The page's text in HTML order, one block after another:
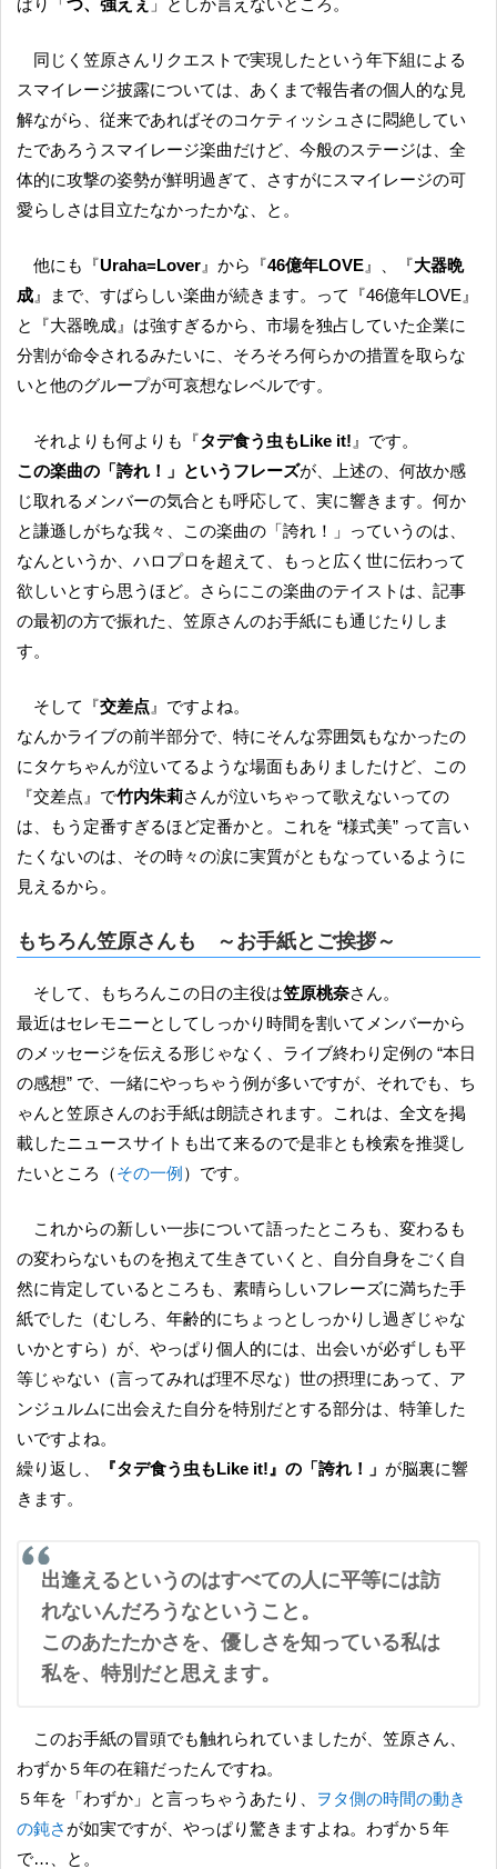
同じく笠原さんリクエストで実現したという年下組による
スマイレージ披露については、あくまで報告者の個人的な見
解ながら、従来であればそのコケティッシュさに悶絶してい
たであろうスマイレージ楽曲だけど、今般のステージは、全
体的に攻撃の姿勢が鮮明過ぎて、さすがにスマイレージの可
愛らしさは目立たなかったかな、と。
他にも『Uraha=Lover 』から『46億年LOVE 』、『大器晩
成 』まで、すばらしい楽曲が続きます。って『46億年LOVE』
と『大器晩成』は強すぎるから、市場を独占していた企業に
分割が命令されるみたいに、そろそろ何らかの措置を取らな
いと他のグループが可哀想なレベルです。
それよりも何よりも『タデ食う虫もLike it! 』です。
この楽曲の「誇れ！」というフレーズが、上述の、何故か感
じ取れるメンバーの気合とも呼応して、実に響きます。何か
と謙遜しがちな我々、この楽曲の「誇れ！」っていうのは、
なんというか、ハロプロを超えて、もっと広く世に伝わって
欲しいとすら思うほど。さらにこの楽曲のテイストは、記事
の最初の方で振れた、笠原さんのお手紙にも通じたりしま
す。
そして『交差点 』ですよね。
なんかライブの前半部分で、特にそんな雰囲気もなかったの
にタケちゃんが泣いてるような場面もありましたけど、この
『交差点』で竹内朱莉さんが泣いちゃって歌えないっての
は、もう定番すぎるほど定番かと。これを “様式美” って言い
たくないのは、その時々の涙に実質がともなっているように
見えるから。
もちろん笠原さんも ～お手紙とご挨拶～
そして、もちろんこの日の主役は笠原桃奈さん。
最近はセレモニーとしてしっかり時間を割いてメンバーから
のメッセージを伝える形じゃなく、ライブ終わり定例の “本日
の感想” で、一緒にやっちゃう例が多いですが、それでも、ち
ゃんと笠原さんのお手紙は朗読されます。これは、全文を掲
載したニュースサイトも出て来るので是非とも検索を推奨し
たいところ（その一例）です。
これからの新しい一歩について語ったところも、変わるも
の変わらないものを抱えて生きていくと、自分自身をごく自
然に肯定しているところも、素晴らしいフレーズに満ちた手
紙でした（むしろ、年齢的にちょっとしっかりし過ぎじゃな
いかとすら）が、やっぱり個人的には、出会いが必ずしも平
等じゃない（言ってみれば理不尽な）世の摂理にあって、ア
ンジュルムに出会えた自分を特別だとする部分は、特筆した
いですよね。
繰り返し、
『タデ食う虫もLike it!』の「誇れ！」 が脳裏に響
きます。
出逢えるというのはすべての人に平等には訪
れないんだろうなということ。
このあたたかさを、優しさを知っている私は
私を、特別だと思えます。
このお手紙の冒頭でも触れられていましたが、笠原さん、
わずか５年の在籍だったんですね。
５年を「わずか」と言っちゃうあたり、
ヲタ側の時間の動き
の鈍さ が如実ですが、やっぱり驚きますよね。わずか５年
で…、と。